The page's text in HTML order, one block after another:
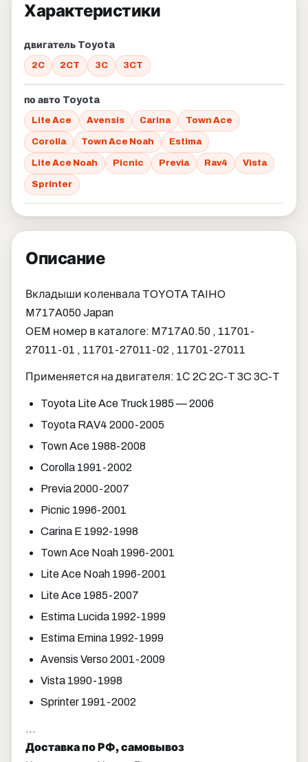
Характеристики
двигатель Toyota
2C 2CT 3C 3CT
по авто Toyota
Lite Ace Avensis Carina Town Ace
Corolla Town Ace Noah Estima
Lite Ace Noah Picnic Previa Rav4 Vista
Sprinter
Описание
Вкладыши коленвала TOYOTA TAIHO
M717A050 Japan
OEM номер в каталоге: M717A0.50 , 11701-
27011-01 , 11701-27011-02 , 11701-27011
Применяется на двигателя: 1С 2C 2C-T 3C 3C-T
Toyota Lite Ace Truck 1985 — 2006
Toyota RAV4 2000-2005
Town Ace 1988-2008
Corolla 1991-2002
Previa 2000-2007
Picnic 1996-2001
Carina E 1992-1998
Town Ace Noah 1996-2001
Lite Ace Noah 1996-2001
Lite Ace 1985-2007
Estima Lucida 1992-1999
Estima Emina 1992-1999
Avensis Verso 2001-2009
Vista 1990-1998
Sprinter 1991-2002
…
Доставка по РФ, самовывоз